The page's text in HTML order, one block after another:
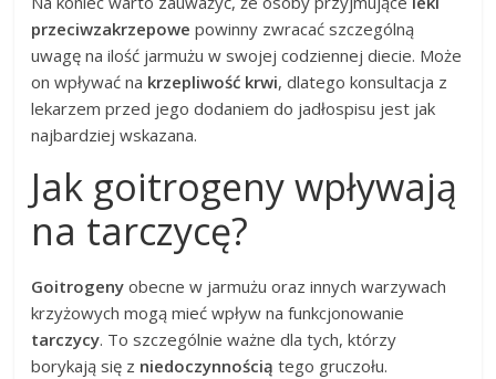
przeciwzakrzepowe powinny zwracać szczególną
uwagę na ilość jarmużu w swojej codziennej diecie. Może
on wpływać na krzepliwość krwi, dlatego konsultacja z
lekarzem przed jego dodaniem do jadłospisu jest jak
najbardziej wskazana.
Jak goitrogeny wpływają
na tarczycę?
Goitrogeny obecne w jarmużu oraz innych warzywach
krzyżowych mogą mieć wpływ na funkcjonowanie
tarczycy. To szczególnie ważne dla tych, którzy
borykają się z niedoczynnością tego gruczołu.